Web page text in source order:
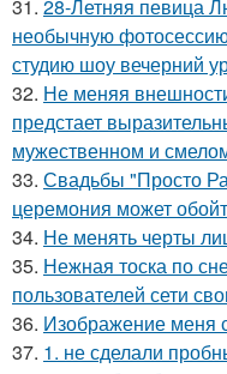
31. 28-Летняя певица
необычную
студию шоу вечерний
32. Не меняя
предстает
мужественном и
33. Свадьбы "Просто
церемония может
34. Не менять черты
35. Нежная тоска по
пользователей сети
36. Изображение меня
37. 1. не сделали